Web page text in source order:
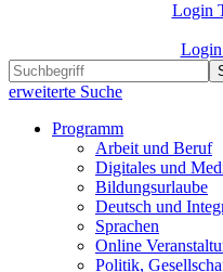
Login
erweiterte Suche
Programm
Arbeit und Beruf
Digitales und
Bildungsurlaube
Deutsch und
Sprachen
Online
Politik,